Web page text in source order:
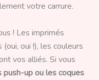
votre carrure.
! Les imprimés
oui !), les couleurs
vos alliés. Si vous
push-up ou les coques